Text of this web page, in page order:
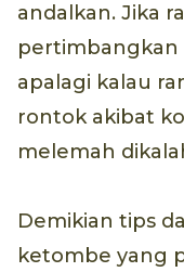
andalkan. Jika
apalagi kalau
rontok akibat
melemah
Demikian tips
ketombe yang